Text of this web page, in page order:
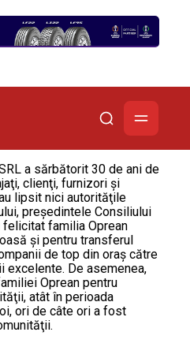
a sărbătorit 30 de ani de
clienţi, furnizori şi
lipsit nici autorităţile
preşedintele Consiliului
familia Oprean
şi pentru transferul
de top din oraş către
excelente. De asemenea,
Oprean pentru
atât în perioada
ori de câte ori a fost